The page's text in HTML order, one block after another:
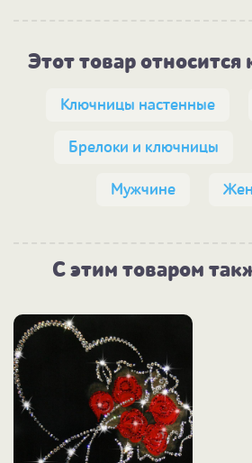
Этот товар относится
Ключницы настенные
Брелоки и ключницы
Мужчине
С этим товаром